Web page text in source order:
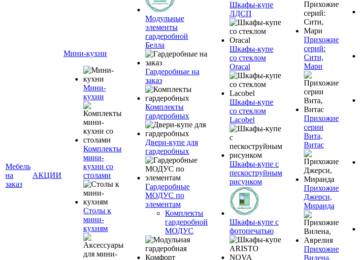
Мебель
на
заказ
АКЦИИ
Мини-кухни
Мини-
кухни
Комплекты
мини-
кухни со
столами
Столы к
мини-
кухням
Модульные
элементы
гардеробной
Белла
Гардеробные на
заказ
Комплекты
гардеробных
Двери-купе для
гардеробных
Гардеробные
МОДУС по
элементам
Комплекты
гардеробной
МОДУС
Шкафы-купе
ЛДСП
Шкафы-купе
со стеклом
Oracal
Шкафы-купе
со стеклом
Lacobel
Шкафы-купе с
пескоструйным
рисунком
Шкафы-купе с
фотопечатью
Прихожие
серий:
Сити,
Мари
Прихожие
серии
Вита,
Витас
Прихожие
Джерси,
Миранда
Прихожие
Вилена,